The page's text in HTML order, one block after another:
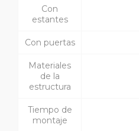
Con
estantes
Con puertas
Materiales
de la
estructura
Tiempo de
montaje